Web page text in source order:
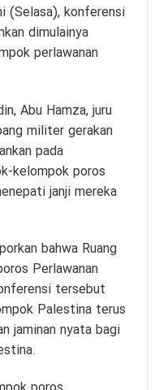
(Selasa), konferensi
dimulainya
perlawanan
Abu Hamza, juru
militer gerakan
pada
kelompok poros
janji mereka
bahwa Ruang
Perlawanan
tersebut
Palestina terus
jaminan nyata bagi